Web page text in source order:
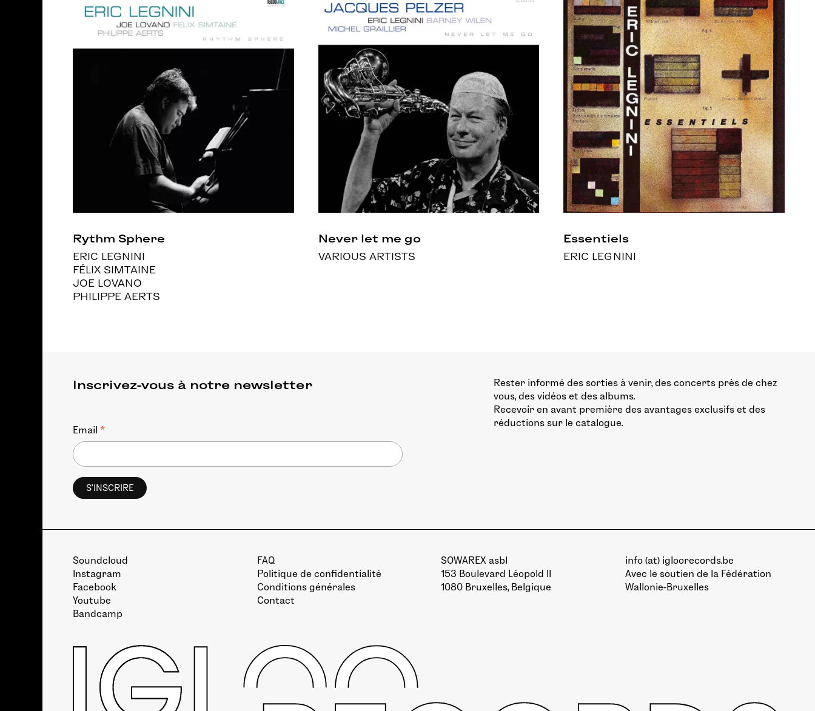
Rythm Sphere
ERIC LEGNINI
FÉLIX SIMTAINE
JOE LOVANO
PHILIPPE AERTS
Never let me go
VARIOUS ARTISTS
Essentiels
ERIC LEGNINI
Rester informé des sorties à venir, des concerts près de chez
vous, des vidéos et des albums.
Recevoir en avant première des avantages exclusifs et des
réductions sur le catalogue.
Inscrivez-vous à notre newsletter
Email *
Soundcloud
Instagram
Facebook
Youtube
Bandcamp
FAQ
Politique de confidentialité
Conditions générales
Contact
SOWAREX asbl
153 Boulevard Léopold II
1080 Bruxelles, Belgique
info (at) igloorecords.be
Avec le soutien de la Fédération
Wallonie-Bruxelles